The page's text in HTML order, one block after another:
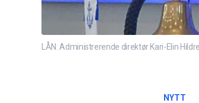
LÅN: Administrerende direktør Kari-Elin
NYTT